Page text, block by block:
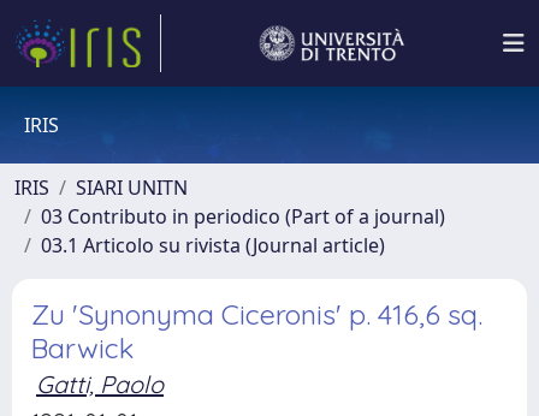
IRIS
IRIS
SIARI UNITN
03 Contributo in periodico (Part of a journal)
03.1 Articolo su rivista (Journal article)
Zu 'Synonyma Ciceronis' p. 416,6 sq.
Barwick
Gatti, Paolo